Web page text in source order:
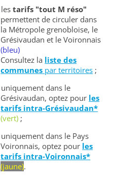
les tarifs "tout M réso"
permettent de circuler dans
la Métropole grenobloise, le
Grésivaudan et le Voironnais
(bleu)
Consultez la liste des
communes par territoires ;
uniquement dans le
Grésivaudan, optez pour les
tarifs intra-Grésivaudan*
(vert) ;
uniquement dans le Pays
Voironnais, optez pour les
tarifs intra-Voironnais*
(jaune).